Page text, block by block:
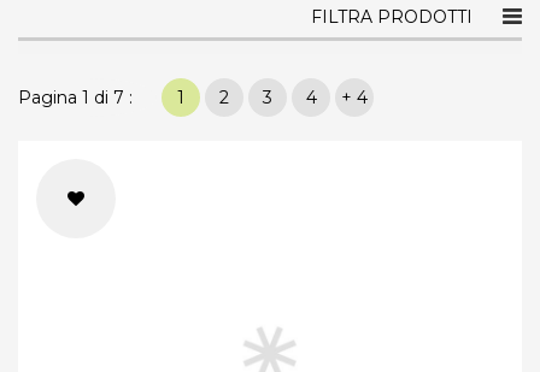
FILTRA PRODOTTI
Pagina 1 di 7 : 1 2 3 4 + 4